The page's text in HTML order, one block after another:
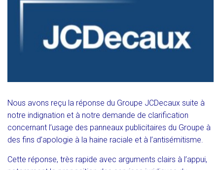
Nous avons reçu la réponse du Groupe JCDecaux suite à
notre indignation et à notre demande de clarification
concernant l’usage des panneaux publicitaires du Groupe à
des fins d’apologie à la haine raciale et à l’antisémitisme.
Cette réponse, très rapide avec arguments clairs à l’appui,